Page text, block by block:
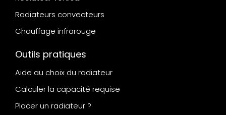
Radiateurs convecteurs
Chauffage infrarouge
Outils pratiques
Aide au choix du radiateur
Calculer la capacité requise
Placer un radiateur ?